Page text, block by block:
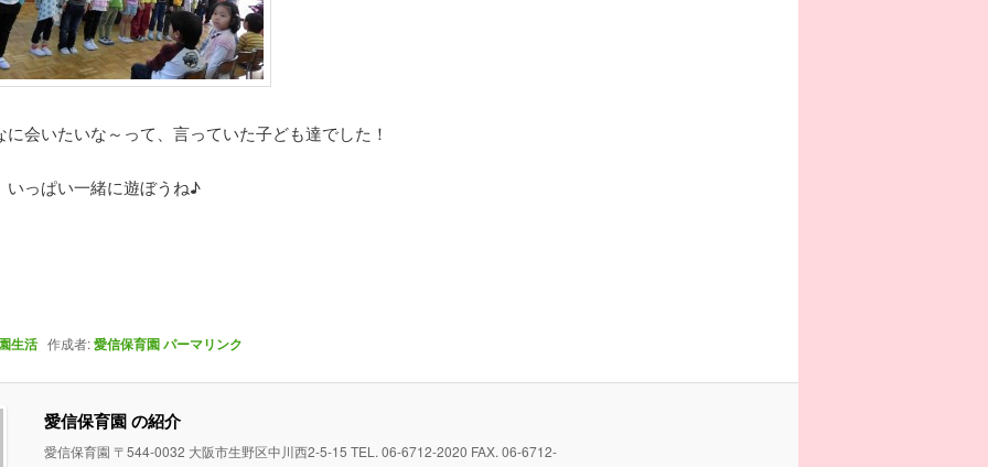
に会いたいな～って、言っていた子ども達でした！
いっぱい一緒に遊ぼうね♪
生活作成者:愛信保育園パーマリンク
愛信保育園 の紹介
愛信保育園 〒544-0032 大阪市生野区中川西2-5-15 TEL. 06-6712-2020 FAX. 06-6712-